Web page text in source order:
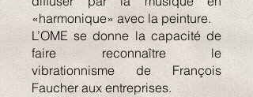
«harmonique» avec la peinture.
L’OME se donne la capacité de
faire reconnaître le
vibrationnisme de François
Faucher aux entreprises.